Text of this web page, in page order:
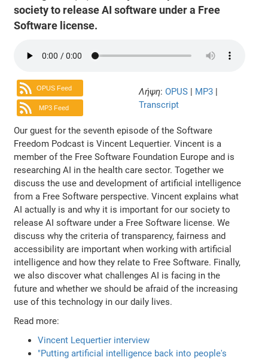
society to release AI software under a Free
Software license.
OPUS Feed
MP3 Feed
Λήψη: OPUS | MP3 |
Transcript
Our guest for the seventh episode of the Software
Freedom Podcast is Vincent Lequertier. Vincent is a
member of the Free Software Foundation Europe and is
researching AI in the health care sector. Together we
discuss the use and development of artificial intelligence
from a Free Software perspective. Vincent explains what
AI actually is and why it is important for our society to
release AI software under a Free Software license. We
discuss why the criteria of transparency, fairness and
accessibility are important when working with artificial
intelligence and how they relate to Free Software. Finally,
we also discover what challenges AI is facing in the
future and whether we should be afraid of the increasing
use of this technology in our daily lives.
Read more:
Vincent Lequertier interview
"Putting artificial intelligence back into people's